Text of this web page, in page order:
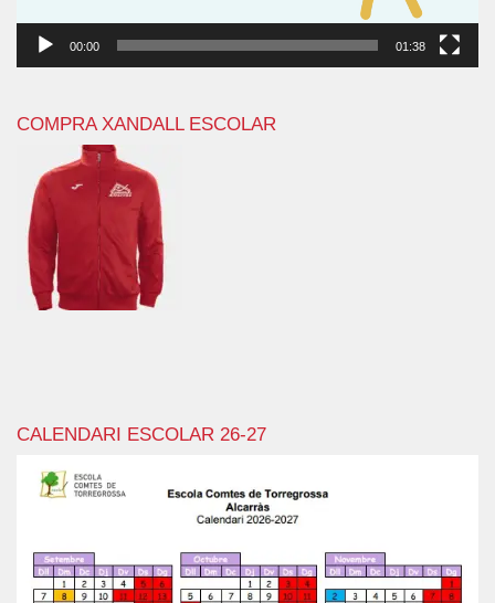
00:00 01:38
COMPRA XANDALL ESCOLAR
CALENDARI ESCOLAR 26-27